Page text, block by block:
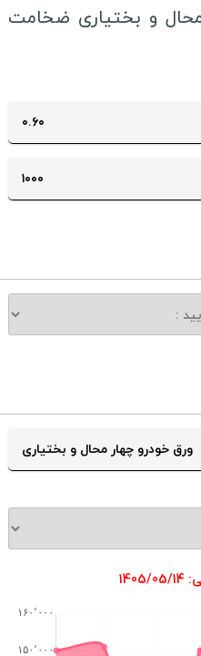
و بختیاری ضخامت
۰.۶۰
۱۰۰۰
ورق خودرو چهار محال و بختیاری